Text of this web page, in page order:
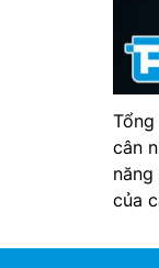
cân
của